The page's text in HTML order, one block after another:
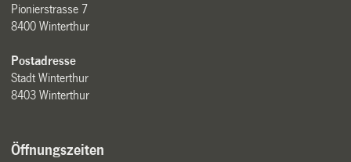
Pionierstrasse 7
8400 Winterthur
Postadresse
Stadt Winterthur
8403 Winterthur
Öffnungszeiten